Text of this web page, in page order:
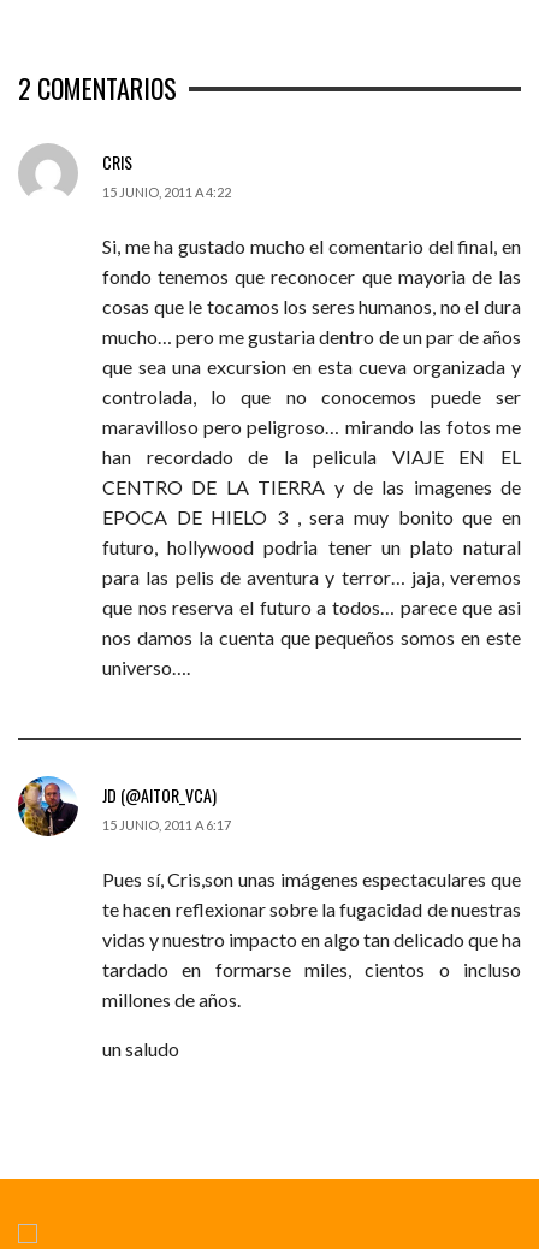
2 COMENTARIOS
CRIS
15 JUNIO, 2011 A 4:22
Si, me ha gustado mucho el comentario del final, en
fondo tenemos que reconocer que mayoria de las
cosas que le tocamos los seres humanos, no el dura
mucho… pero me gustaria dentro de un par de años
que sea una excursion en esta cueva organizada y
controlada, lo que no conocemos puede ser
maravilloso pero peligroso… mirando las fotos me
han recordado de la pelicula VIAJE EN EL
CENTRO DE LA TIERRA y de las imagenes de
EPOCA DE HIELO 3 , sera muy bonito que en
futuro, hollywood podria tener un plato natural
para las pelis de aventura y terror… jaja, veremos
que nos reserva el futuro a todos… parece que asi
nos damos la cuenta que pequeños somos en este
universo….
JD (@AITOR_VCA)
15 JUNIO, 2011 A 6:17
Pues sí, Cris,son unas imágenes espectaculares que
te hacen reflexionar sobre la fugacidad de nuestras
vidas y nuestro impacto en algo tan delicado que ha
tardado en formarse miles, cientos o incluso
millones de años.
un saludo